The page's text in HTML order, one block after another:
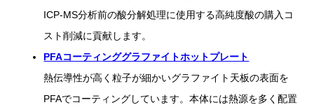
ICP-MS分析前の酸分解処理に使用する高純度酸の購入コ
スト削減に貢献します。
PFAコーティンググラファイトホットプレート
熱伝導性が高く粒子が細かいグラファイト天板の表面を
PFAでコーティングしています。本体には熱源を多く配置